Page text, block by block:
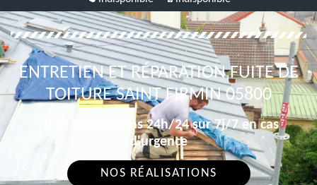
ENTRETIEN ET RÉPARATION FUITE DE
TOITURE SAINT FIRMIN 05800
Nous intervenons 24h/24 sur 7j/7 en cas
d'urgence
NOS RÉALISATIONS